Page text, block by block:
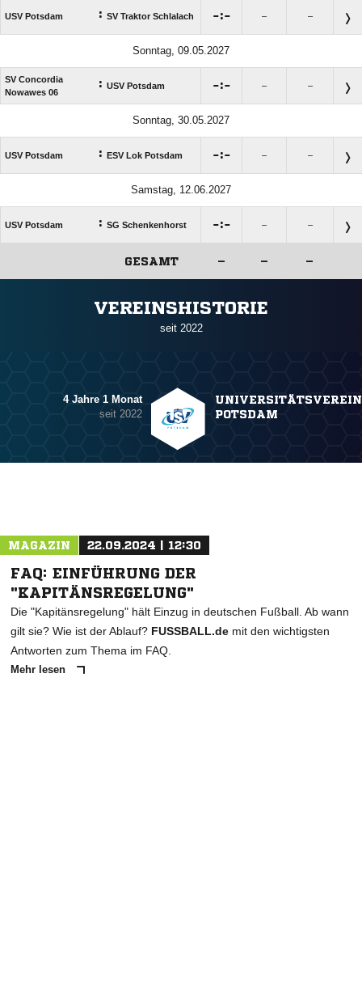
USV Potsdam : SV Traktor Schlalach : – –
Sonntag, 09.05.2027
SV Concordia
Nowawes 06
: USV Potsdam : – –
Sonntag, 30.05.2027
USV Potsdam : ESV Lok Potsdam : – –
Samstag, 12.06.2027
USV Potsdam : SG Schenkenhorst : – –
GESAMT – – –
VEREINSHISTORIE
seit 2022
4 Jahre 1 Monat
seit 2022
UNIVERSITÄTSVEREIN
POTSDAM
MAGAZIN 22.09.2024 | 12:30
FAQ: EINFÜHRUNG DER
"KAPITÄNSREGELUNG"
Die "Kapitänsregelung" hält Einzug in deutschen Fußball. Ab wann
gilt sie? Wie ist der Ablauf? FUSSBALL.de mit den wichtigsten
Antworten zum Thema im FAQ.
Mehr lesen